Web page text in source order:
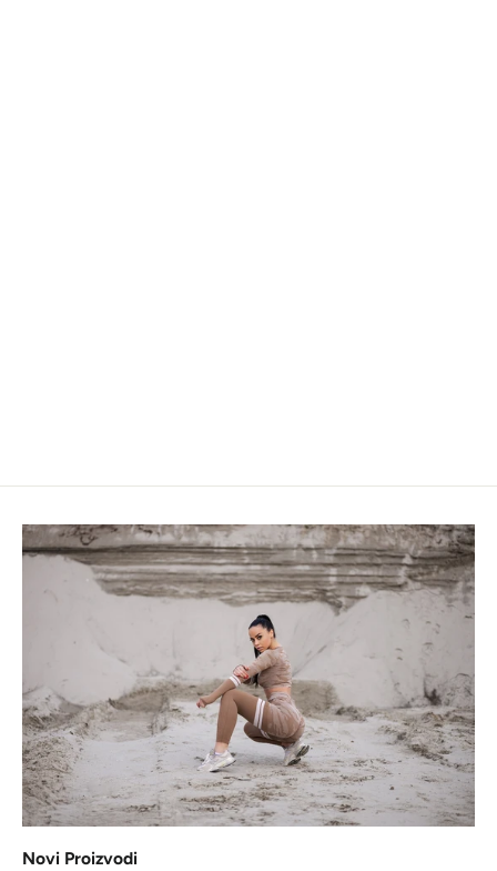
Novi Proizvodi